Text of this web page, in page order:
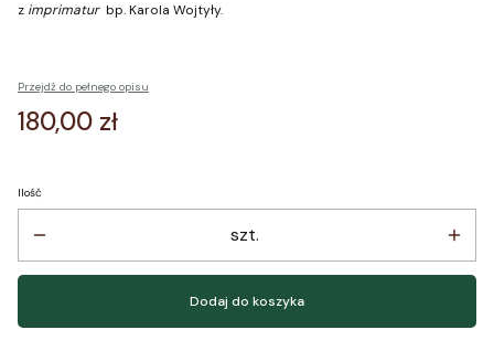
z imprimatur bp. Karola Wojtyły.
Przejdź do pełnego opisu
Cena
180,00 zł
Ilość
szt.
Dodaj do koszyka